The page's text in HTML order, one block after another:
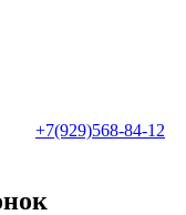
+7(929)568-84-12